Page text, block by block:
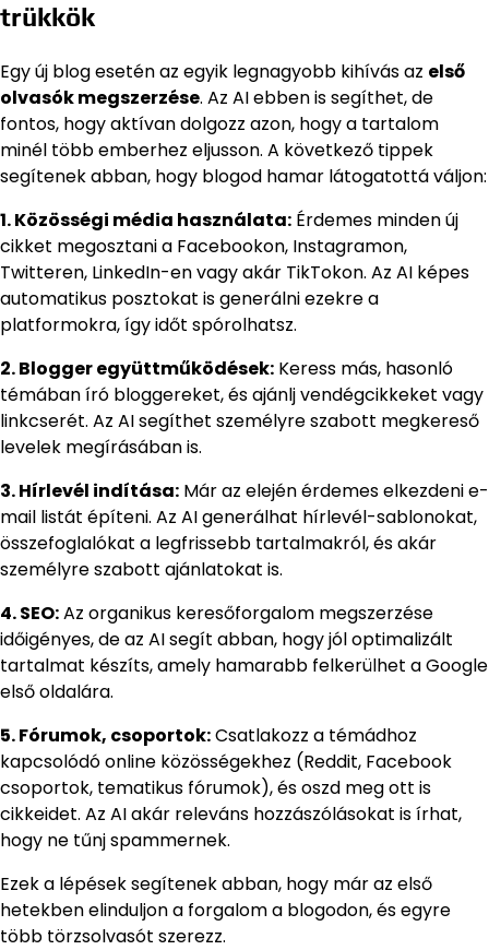
trükkök
Egy új blog esetén az egyik legnagyobb kihívás az első
olvasók megszerzése. Az AI ebben is segíthet, de
fontos, hogy aktívan dolgozz azon, hogy a tartalom
minél több emberhez eljusson. A következő tippek
segítenek abban, hogy blogod hamar látogatottá váljon:
1. Közösségi média használata: Érdemes minden új
cikket megosztani a Facebookon, Instagramon,
Twitteren, LinkedIn-en vagy akár TikTokon. Az AI képes
automatikus posztokat is generálni ezekre a
platformokra, így időt spórolhatsz.
2. Blogger együttműködések: Keress más, hasonló
témában író bloggereket, és ajánlj vendégcikkeket vagy
linkcserét. Az AI segíthet személyre szabott megkereső
levelek megírásában is.
3. Hírlevél indítása: Már az elején érdemes elkezdeni e-
mail listát építeni. Az AI generálhat hírlevél-sablonokat,
összefoglalókat a legfrissebb tartalmakról, és akár
személyre szabott ajánlatokat is.
4. SEO:Az organikus keresőforgalom megszerzése
időigényes, de az AI segít abban, hogy jól optimalizált
tartalmat készíts, amely hamarabb felkerülhet a Google
első oldalára.
5. Fórumok, csoportok:Csatlakozz a témádhoz
kapcsolódó online közösségekhez (Reddit, Facebook
csoportok, tematikus fórumok), és oszd meg ott is
cikkeidet. Az AI akár releváns hozzászólásokat is írhat,
hogy ne tűnj spammernek.
Ezek a lépések segítenek abban, hogy már az első
hetekben elinduljon a forgalom a blogodon, és egyre
több törzsolvasót szerezz.